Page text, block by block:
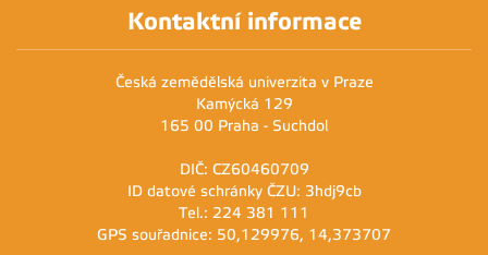
Kontaktní informace
Česká zemědělská univerzita v Praze
Kamýcká 129
165 00 Praha - Suchdol
DIČ: CZ60460709
ID datové schránky ČZU: 3hdj9cb
Tel.: 224 381 111
GPS souřadnice: 50,129976, 14,373707